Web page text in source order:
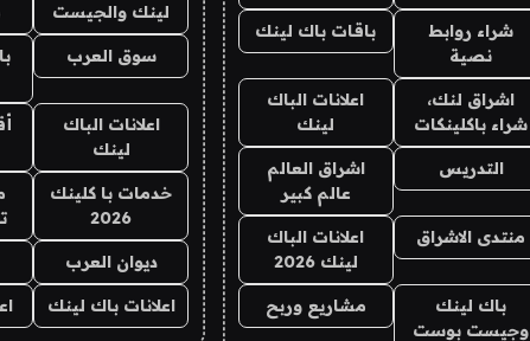
شراء روابط
نصية
باقات باك لينك
اشراق لنك،
شراء باكلينكات
اعلانات الباك
لينك
التدريس
اشراق العالم
عالم كبير
منتدى الاشراق
اعلانات الباك
لينك 2026
باك لينك
وجيست بوست
مشاريع وربح
لينك والجيست
سوق العرب
اعلانات الباك
لينك
خدمات با كلينك
2026
ديوان العرب
اعلانات باك لينك